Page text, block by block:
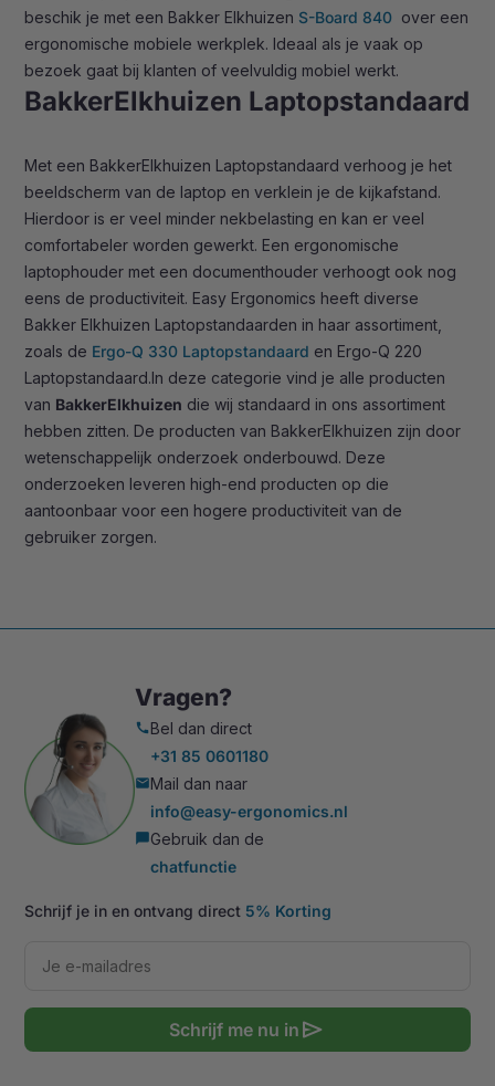
beschik je met een Bakker Elkhuizen S-Board 840 over een
ergonomische mobiele werkplek. Ideaal als je vaak op
bezoek gaat bij klanten of veelvuldig mobiel werkt.
BakkerElkhuizen Laptopstandaard
Met een BakkerElkhuizen Laptopstandaard verhoog je het
beeldscherm van de laptop en verklein je de kijkafstand.
Hierdoor is er veel minder nekbelasting en kan er veel
comfortabeler worden gewerkt. Een ergonomische
laptophouder met een documenthouder verhoogt ook nog
eens de productiviteit. Easy Ergonomics heeft diverse
Bakker Elkhuizen Laptopstandaarden in haar assortiment,
zoals de Ergo-Q 330 Laptopstandaard en Ergo-Q 220
Laptopstandaard.In deze categorie vind je alle producten
van BakkerElkhuizen die wij standaard in ons assortiment
hebben zitten. De producten van BakkerElkhuizen zijn door
wetenschappelijk onderzoek onderbouwd. Deze
onderzoeken leveren high-end producten op die
aantoonbaar voor een hogere productiviteit van de
gebruiker zorgen.
Vragen?
callBel dan direct
+31 85 0601180
mailMail dan naar
info@easy-ergonomics.nl
chat_bubbleGebruik dan de
chatfunctie
Schrijf je in en ontvang direct 5% Korting
Schrijf me nu in send